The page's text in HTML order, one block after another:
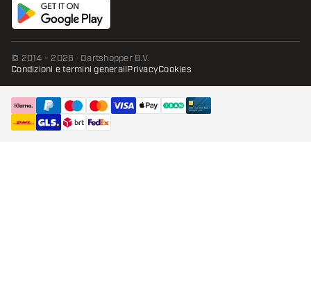
© 2014 - 2026 · Dartshopper B.V.
Condizioni e termini generaliPrivacyCookies